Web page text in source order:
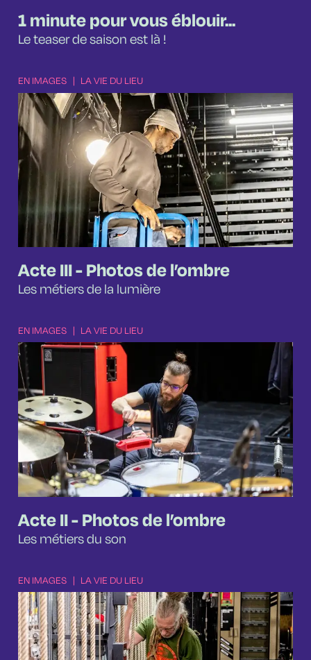
1 minute pour vous éblouir...
Le teaser de saison est là !
EN IMAGES LA VIE DU LIEU
Acte III - Photos de l’ombre
Les métiers de la lumière
EN IMAGES LA VIE DU LIEU
Acte II - Photos de l’ombre
Les métiers du son
EN IMAGES LA VIE DU LIEU